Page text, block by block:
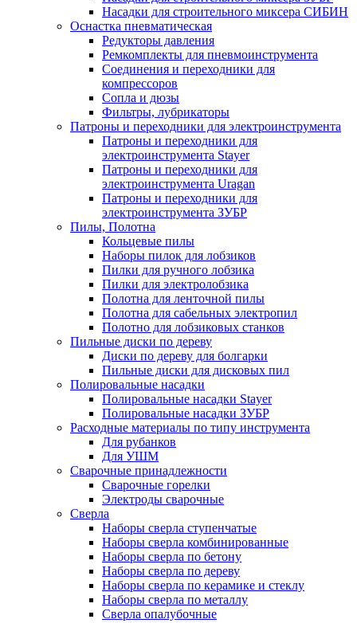
Насадки для строительного миксера СИБИН
Оснастка пневматическая
Редукторы давления
Ремкомплекты для пневмоинструмента
Соединения и переходники для
компрессоров
Сопла и дюзы
Фильтры, лубрикаторы
Патроны и переходники для электроинструмента
Патроны и переходники для
электроинструмента Stayer
Патроны и переходники для
электроинструмента Uragan
Патроны и переходники для
электроинструмента ЗУБР
Пилы, Полотна
Кольцевые пилы
Наборы пилок для лобзиков
Пилки для ручного лобзика
Пилки для электролобзика
Полотна для ленточной пилы
Полотна для сабельных электропил
Полотно для лобзиковых станков
Пильные диски по дереву
Диски по дереву для болгарки
Пильные диски для дисковых пил
Полировальные насадки
Полировальные насадки Stayer
Полировальные насадки ЗУБР
Расходные материалы по типу инструмента
Для рубанков
Для УШМ
Сварочные принадлежности
Сварочные горелки
Электроды сварочные
Сверла
Наборы cверла ступенчатые
Наборы сверла комбинированные
Наборы сверла по бетону
Наборы сверла по дереву
Наборы сверла по керамике и стеклу
Наборы сверла по металлу
Сверла опалубочные